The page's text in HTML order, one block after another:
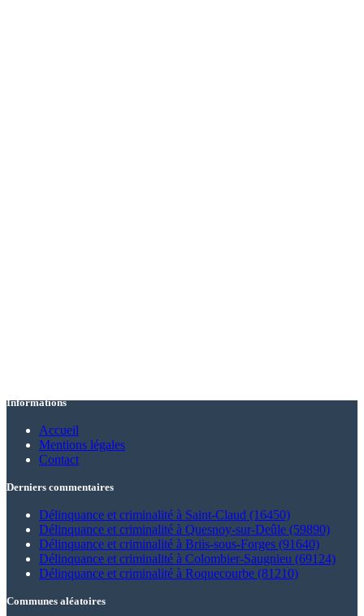
Informations
Accueil
Mentions légales
Contact
Derniers commentaires
Délinquance et criminalité à Saint-Claud (16450)
Délinquance et criminalité à Quesnoy-sur-Deûle (59890)
Délinquance et criminalité à Briis-sous-Forges (91640)
Délinquance et criminalité à Colombier-Saugnieu (69124)
Délinquance et criminalité à Roquecourbe (81210)
Communes aléatoires